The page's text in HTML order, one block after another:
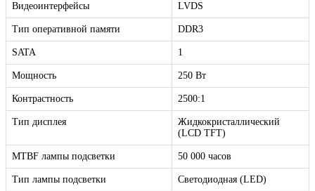
Видеоинтерфейсы LVDS
Тип оперативной памяти DDR3
SATA 1
Мощность 250 Вт
Контрастность 2500:1
Тип дисплея
Жидкокристаллический
(LCD TFT)
MTBF лампы подсветки 50 000 часов
Тип лампы подсветки Светодиодная (LED)